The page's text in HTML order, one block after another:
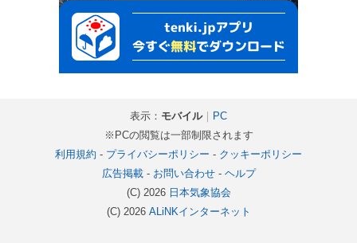
表示： モバイル｜ PC
※PCの閲覧は一部制限されます
利用規約 - プライバシーポリシー - クッキーポリシー
広告掲載- お問い合わせ- ヘルプ
(C) 2026 日本気象協会
(C) 2026 ALiNKインターネット